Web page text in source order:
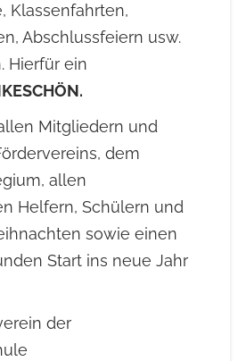
Klassenfahrten,
Abschlussfeiern usw.
Hierfür ein
Mitgliedern und
dem
allen
Helfern, Schülern und
sowie einen
Start ins neue Jahr
der